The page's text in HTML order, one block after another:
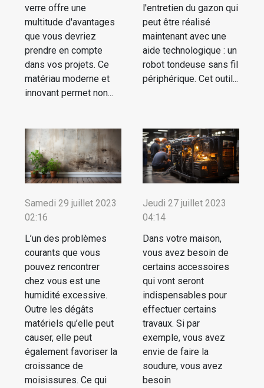
verre offre une
multitude d'avantages
que vous devriez
prendre en compte
dans vos projets. Ce
matériau moderne et
innovant permet non...
l'entretien du gazon qui
peut être réalisé
maintenant avec une
aide technologique : un
robot tondeuse sans fil
périphérique. Cet outil...
Samedi 29 juillet 2023
02:16
L’un des problèmes
courants que vous
pouvez rencontrer
chez vous est une
humidité excessive.
Outre les dégâts
matériels qu’elle peut
causer, elle peut
également favoriser la
croissance de
moisissures. Ce qui
Jeudi 27 juillet 2023
04:14
Dans votre maison,
vous avez besoin de
certains accessoires
qui vont seront
indispensables pour
effectuer certains
travaux. Si par
exemple, vous avez
envie de faire la
soudure, vous avez
besoin